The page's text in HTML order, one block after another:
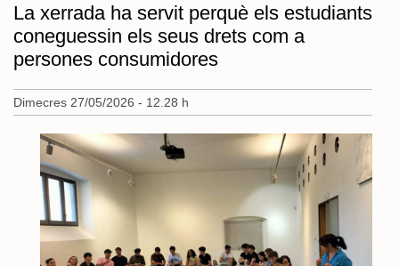
La xerrada ha servit perquè els estudiants
coneguessin els seus drets com a
persones consumidores
Dimecres 27/05/2026 - 12.28 h